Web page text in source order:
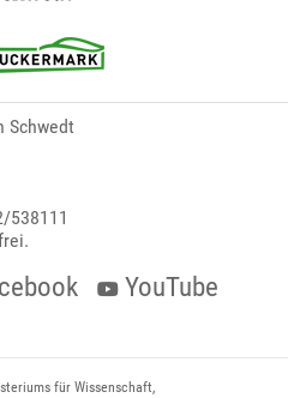
Schwedt
538111
YouTube
für Wissenschaft,